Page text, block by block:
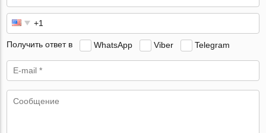
Получить ответ в WhatsApp Viber Telegram